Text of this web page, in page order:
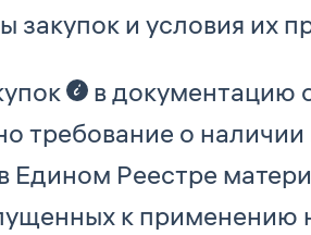
закупок и условия их
в документацию
требование о
Едином Реестре
к применению